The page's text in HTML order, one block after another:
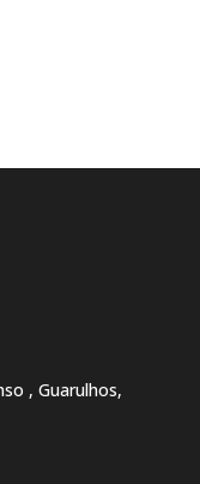
, Guarulhos,